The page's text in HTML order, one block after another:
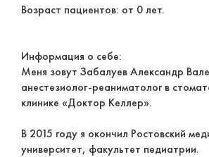
Возраст пациентов: от 0 лет.
Информация о себе:
Меня зовут Забалуев Александр
анестезиолог-реаниматолог в
клинике «Доктор Келлер».
В 2015 году я окончил Ростовский
университет, факультет педиатрии.